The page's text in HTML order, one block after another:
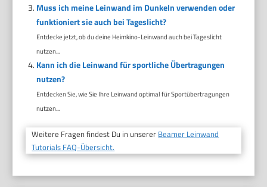
Muss ich meine Leinwand im Dunkeln verwenden oder
funktioniert sie auch bei Tageslicht?
Entdecke jetzt, ob du deine Heimkino-Leinwand auch bei Tageslicht
nutzen...
Kann ich die Leinwand für sportliche Übertragungen
nutzen?
Entdecken Sie, wie Sie Ihre Leinwand optimal für Sportübertragungen
nutzen...
Weitere Fragen findest Du in unserer Beamer Leinwand
Tutorials FAQ-Übersicht.